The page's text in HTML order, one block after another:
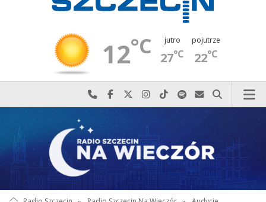
12°C jutro
27°C
pojutrze
22°C
Najlepiej po prostu do nas zadzwoń
Odwiedź nas na Facebook-u
Odwiedź nas na X
Odwiedź nas na Instagram-ie
Odwiedź nas na TikTok-u
Szukaj nas na Spotify
Wyślij do nas
Szukaj